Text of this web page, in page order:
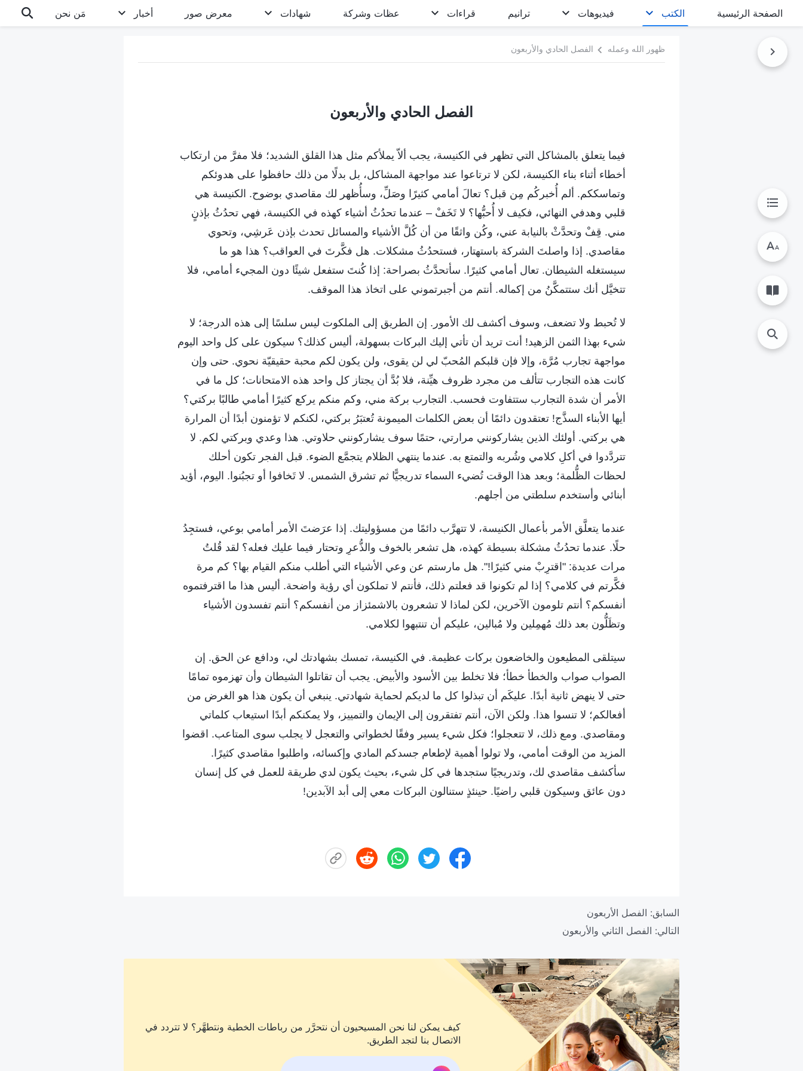
الصفحة الرئيسية الكتب فيديوهات ترانيم قراءات عظات وشركة شهادات معرض صور أخبار مَن نحن
ظهور الله وعمله الفصل الحادي والأربعون
الفصل الحادي والأربعون
فيما يتعلق بالمشاكل التي تظهر في الكنيسة، يجب ألاّ يملأكم مثل هذا القلق الشديد؛ فلا مفرَّ من ارتكاب
أخطاء أثناء بناء الكنيسة، لكن لا ترتاعوا عند مواجهة المشاكل، بل بدلًا من ذلك حافظوا على هدوئكم
وتماسككم. ألم أُخبركُم مِن قبل؟ تعالَ أمامي كثيرًا وصَلِّ، وسأُظهر لك مقاصدي بوضوح. الكنيسة هي
قلبي وهدفي النهائي، فكيف لا أُحبُّها؟ لا تَخَفْ – عندما تحدُثُ أشياء كهذه في الكنيسة، فهي تحدُثُ بإذنٍ
مني. قِفْ وتحدَّثْ بالنيابة عني، وكُن واثقًا من أن كُلَّ الأشياء والمسائل تحدث بإذن عَرشِي، وتحوي
مقاصدي. إذا واصلتَ الشركة باستهتار، فستحدُثُ مشكلات. هل فكَّرتَ في العواقب؟ هذا هو ما
سيستغله الشيطان. تعال أمامي كثيرًا. سأتحدَّثُ بصراحة: إذا كُنتَ ستفعل شيئًا دون المجيء أمامي، فلا
تتخيَّل أنك ستتمكَّنُ من إكماله. أنتم من أجبرتموني على اتخاذ هذا الموقف.
لا تُحبط ولا تضعف، وسوف أكشف لك الأمور. إن الطريق إلى الملكوت ليس سلسًا إلى هذه الدرجة؛ لا
شيء بهذا الثمن الزهيد! أنت تريد أن تأتي إليك البركات بسهولة، أليس كذلك؟ سيكون على كل واحد اليوم
مواجهة تجارب مُرَّة، وإلا فإن قلبكم المُحبّ لي لن يقوى، ولن يكون لكم محبة حقيقيّة نحوي. حتى وإن
كانت هذه التجارب تتألف من مجرد ظروف هيِّنة، فلا بُدَّ أن يجتاز كل واحد هذه الامتحانات؛ كل ما في
الأمر أن شدة التجارب ستتفاوت فحسب. التجارب بركة مني، وكم منكم يركع كثيرًا أمامي طالبًا بركتي؟
أيها الأبناء السذَّج! تعتقدون دائمًا أن بعض الكلمات الميمونة تُعتبَرُ بركتي، لكنكم لا تؤمنون أبدًا أن المرارة
هي بركتي. أولئك الذين يشاركونني مرارتي، حتمًا سوف يشاركونني حلاوتي. هذا وعدي وبركتي لكم. لا
تتردَّدوا في أكلِ كلامي وشُربه والتمتع به. عندما ينتهي الظلام يتجمَّع الضوء. قبل الفجر تكون أحلك
لحظات الظُّلمة؛ وبعد هذا الوقت تُضيء السماء تدريجيًّا ثم تشرق الشمس. لا تَخافوا أو تجبُنوا. اليوم، أؤيد
أبنائي وأستخدم سلطتي من أجلهم.
عندما يتعلَّق الأمر بأعمال الكنيسة، لا تتهرَّب دائمًا من مسؤوليتك. إذا عرَضتَ الأمر أمامي بوعي، فستجِدُ
حلًا. عندما تحدُثُ مشكلة بسيطة كهذه، هل تشعر بالخوف والذُّعرِ وتحتار فيما عليك فعله؟ لقد قُلتُ
مرات عديدة: "اقترِبْ مني كثيرًا!". هل مارستم عن وعي الأشياء التي أطلب منكم القيام بها؟ كم مرة
فكَّرتم في كلامي؟ إذا لم تكونوا قد فعلتم ذلك، فأنتم لا تملكون أي رؤية واضحة. أليس هذا ما اقترفتموه
أنفسكم؟ أنتم تلومون الآخرين، لكن لماذا لا تشعرون بالاشمئزاز من أنفسكم؟ أنتم تفسدون الأشياء
وتظَلُّون بعد ذلك مُهمِلين ولا مُبالين، عليكم أن تنتبهوا لكلامي.
سيتلقى المطيعون والخاضعون بركات عظيمة. في الكنيسة، تمسك بشهادتك لي، ودافع عن الحق. إن
الصواب صواب والخطأ خطأ؛ فلا تخلط بين الأسود والأبيض. يجب أن تقاتلوا الشيطان وأن تهزموه تمامًا
حتى لا ينهض ثانية أبدًا. عليكَم أن تبذلوا كل ما لديكم لحماية شهادتي. ينبغي أن يكون هذا هو الغرض من
أفعالكم؛ لا تنسوا هذا. ولكن الآن، أنتم تفتقرون إلى الإيمان والتمييز، ولا يمكنكم أبدًا استيعاب كلماتي
ومقاصدي. ومع ذلك، لا تتعجلوا؛ فكل شيء يسير وفقًا لخطواتي والتعجل لا يجلب سوى المتاعب. اقضوا
المزيد من الوقت أمامي، ولا تولوا أهمية لإطعام جسدكم المادي وإكسائه، واطلبوا مقاصدي كثيرًا.
سأكشف مقاصدي لك، وتدريجيًا ستجدها في كل شيء، بحيث يكون لدي طريقة للعمل في كل إنسان
دون عائق وسيكون قلبي راضيًا. حينئذٍ ستنالون البركات معي إلى أبد الآبدين!
السابق: الفصل الأربعون
التالي: الفصل الثاني والأربعون
كيف يمكن لنا نحن المسيحيون أن نتحرَّر من رباطات الخطية ونتطهَّر؟ لا تتردد في
الاتصال بنا لتجد الطريق.